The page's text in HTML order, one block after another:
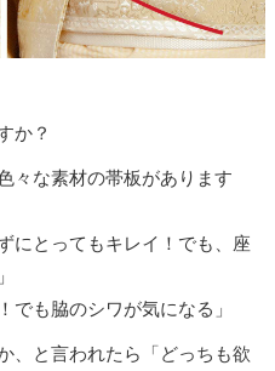
か？
々な素材の帯板があります
にとってもキレイ！でも、座
でも脇のシワが気になる」
、と言われたら「どっちも欲